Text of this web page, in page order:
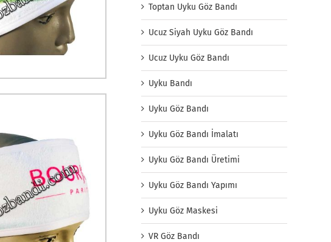
Toptan Uyku Göz Bandı
Ucuz Siyah Uyku Göz Bandı
Ucuz Uyku Göz Bandı
Uyku Bandı
Uyku Göz Bandı
Uyku Göz Bandı İmalatı
Uyku Göz Bandı Üretimi
Uyku Göz Bandı Yapımı
Uyku Göz Maskesi
VR Göz Bandı